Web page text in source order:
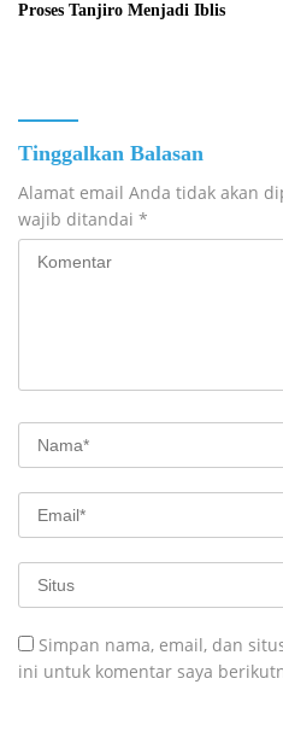
Proses Tanjiro Menjadi Iblis
Tinggalkan Balasan
Alamat email Anda tidak akan
wajib ditandai *
Simpan nama, email, dan
ini untuk komentar saya